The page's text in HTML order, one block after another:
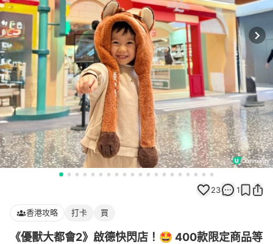
23 1
香港攻略 打卡 買
《優獸大都會2》啟德快閃店！🤩 400款限定商品等